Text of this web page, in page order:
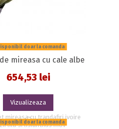
doar la comanda
mireasa cu cale albe
654,53 lei
Vizualizeaza
doar la comanda